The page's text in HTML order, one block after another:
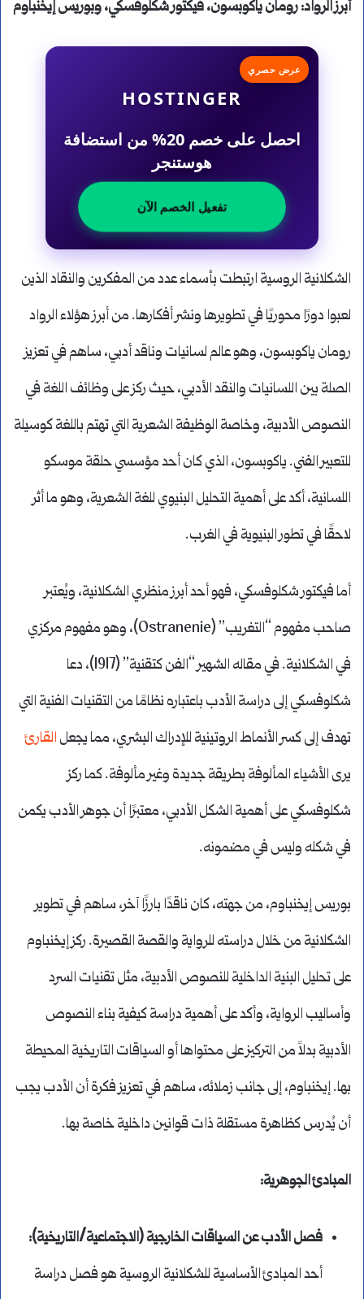
أبرز الرواد: رومان ياكوبسون، فيكتور شكلوفسكي، وبوريس إيخنباوم
عرض حصري
HOSTINGER
احصل على خصم 20% من استضافة
هوستنجر
تفعيل الخصم الآن
الشكلانية الروسية ارتبطت بأسماء عدد من المفكرين والنقاد الذين
لعبوا دورًا محوريًا في تطويرها ونشر أفكارها. من أبرز هؤلاء الرواد
رومان ياكوبسون، وهو عالم لسانيات وناقد أدبي، ساهم في تعزيز
الصلة بين اللسانيات والنقد الأدبي، حيث ركز على وظائف اللغة في
النصوص الأدبية، وخاصة الوظيفة الشعرية التي تهتم باللغة كوسيلة
للتعبير الفني. ياكوبسون، الذي كان أحد مؤسسي حلقة موسكو
اللسانية، أكد على أهمية التحليل البنيوي للغة الشعرية، وهو ما أثر
لاحقًا في تطور البنيوية في الغرب.
أما فيكتور شكلوفسكي، فهو أحد أبرز منظري الشكلانية، ويُعتبر
صاحب مفهوم “التغريب” (Ostranenie)، وهو مفهوم مركزي
في الشكلانية. في مقاله الشهير “الفن كتقنية” (1917)، دعا
شكلوفسكي إلى دراسة الأدب باعتباره نظامًا من التقنيات الفنية التي
تهدف إلى كسر الأنماط الروتينية للإدراك البشري، مما يجعل القارئ
يرى الأشياء المألوفة بطريقة جديدة وغير مألوفة. كما ركز
شكلوفسكي على أهمية الشكل الأدبي، معتبرًا أن جوهر الأدب يكمن
في شكله وليس في مضمونه.
بوريس إيخنباوم، من جهته، كان ناقدًا بارزًا آخر، ساهم في تطوير
الشكلانية من خلال دراسته للرواية والقصة القصيرة. ركز إيخنباوم
على تحليل البنية الداخلية للنصوص الأدبية، مثل تقنيات السرد
وأساليب الرواية، وأكد على أهمية دراسة كيفية بناء النصوص
الأدبية بدلاً من التركيز على محتواها أو السياقات التاريخية المحيطة
بها. إيخنباوم، إلى جانب زملائه، ساهم في تعزيز فكرة أن الأدب يجب
أن يُدرس كظاهرة مستقلة ذات قوانين داخلية خاصة بها.
المبادئ الجوهرية:
فصل الأدب عن السياقات الخارجية (الاجتماعية/التاريخية):
أحد المبادئ الأساسية للشكلانية الروسية هو فصل دراسة